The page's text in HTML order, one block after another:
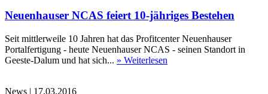
Neuenhauser NCAS feiert 10-jähriges Bestehen
Seit mittlerweile 10 Jahren hat das Profitcenter Neuenhauser
Portalfertigung - heute Neuenhauser NCAS - seinen Standort in
Geeste-Dalum und hat sich... » Weiterlesen
News | 17.03.2016